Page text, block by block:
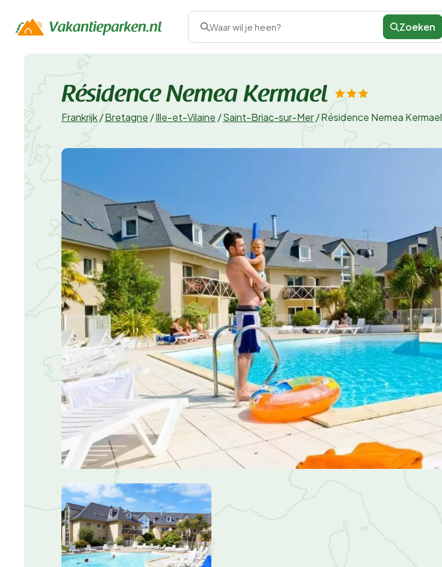
Waar wil je heen? Zoeken
Résidence Nemea Kermael
Frankrijk/Bretagne /Ille-et-Vilaine /Saint-Briac-sur-Mer/Résidence Nemea Kermael